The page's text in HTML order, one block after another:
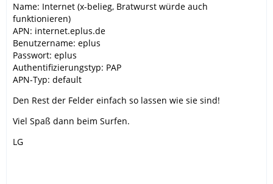
Name: Internet (x-belieg, Bratwurst würde auch
funktionieren)
APN: internet.eplus.de
Benutzername: eplus
Passwort: eplus
Authentifizierungstyp: PAP
APN-Typ: default
Den Rest der Felder einfach so lassen wie sie sind!
Viel Spaß dann beim Surfen.
LG